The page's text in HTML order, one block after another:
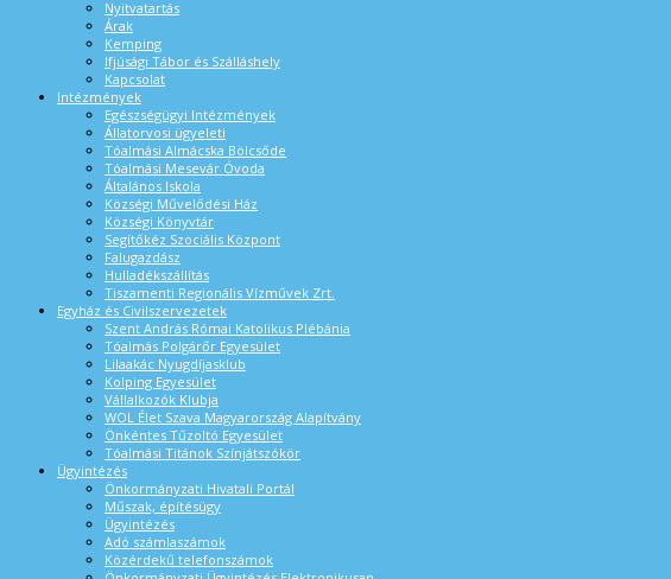
Nyitvatartás
Árak
Kemping
Ifjúsági Tábor és Szálláshely
Kapcsolat
Intézmények
Egészségügyi Intézmények
Állatorvosi ügyeleti
Tóalmási Almácska Bölcsőde
Tóalmási Mesevár Óvoda
Általános Iskola
Községi Művelődési Ház
Községi Könyvtár
Segítőkéz Szociális Központ
Falugazdász
Hulladékszállítás
Tiszamenti Regionális Vízművek Zrt.
Egyház és Civilszervezetek
Szent András Római Katolikus Plébánia
Tóalmás Polgárőr Egyesület
Lilaakác Nyugdíjasklub
Kolping Egyesület
Vállalkozók Klubja
WOL Élet Szava Magyarország Alapítvány
Önkéntes Tűzoltó Egyesület
Tóalmási Titánok Színjátszókör
Ügyintézés
Önkormányzati Hivatali Portál
Műszak, építésügy
Ügyintézés
Adó számlaszámok
Közérdekű telefonszámok